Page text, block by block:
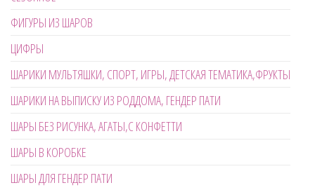
ФИГУРЫ ИЗ ШАРОВ
ЦИФРЫ
ШАРИКИ МУЛЬТЯШКИ, СПОРТ, ИГРЫ, ДЕТСКАЯ ТЕМАТИКА,ФРУКТЫ
ШАРИКИ НА ВЫПИСКУ ИЗ РОДДОМА, ГЕНДЕР ПАТИ
ШАРЫ БЕЗ РИСУНКА, АГАТЫ,С КОНФЕТТИ
ШАРЫ В КОРОБКЕ
ШАРЫ ДЛЯ ГЕНДЕР ПАТИ